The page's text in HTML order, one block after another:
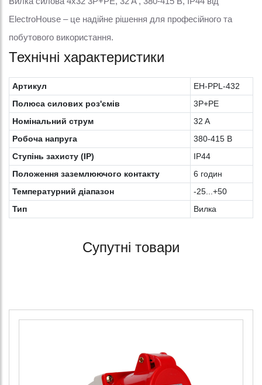
ElectroHouse – це надійне рішення для професійного та
побутового використання.
Технічні характеристики
Артикул
EH-PPL-432
Полюса силових роз'ємів
3P+PE
Номінальний струм
32 A
Робоча напруга
380-415 В
Ступінь захисту (IP)
IP44
Положення заземлюючого контакту
6 годин
Температурний діапазон
-25...+50
Тип
Вилка
Супутні товари